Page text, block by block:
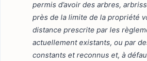
permis d’avoir des arbres,
près de la limite de la propriété
distance prescrite par les
actuellement existants, ou par
constants et reconnus et, à